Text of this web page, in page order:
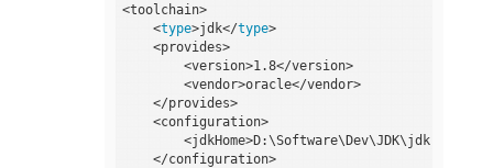
<toolchain>
    <
type>jdk</type>
    <provides>
        <version>1.8</version>
        <vendor>oracle</vendor>
    </provides>
    <configuration>
<jdkHome>D:\Software\Dev\JDK\jdk-1.8</
    </configuration>